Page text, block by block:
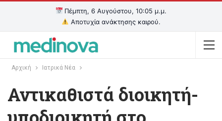
Πέμπτη, 6 Αυγούστου, 10:05 μ.μ.
Αποτυχία ανάκτησης καιρού.
Αρχική Ιατρικά Νέα
Αντικαθιστά διοικητή-